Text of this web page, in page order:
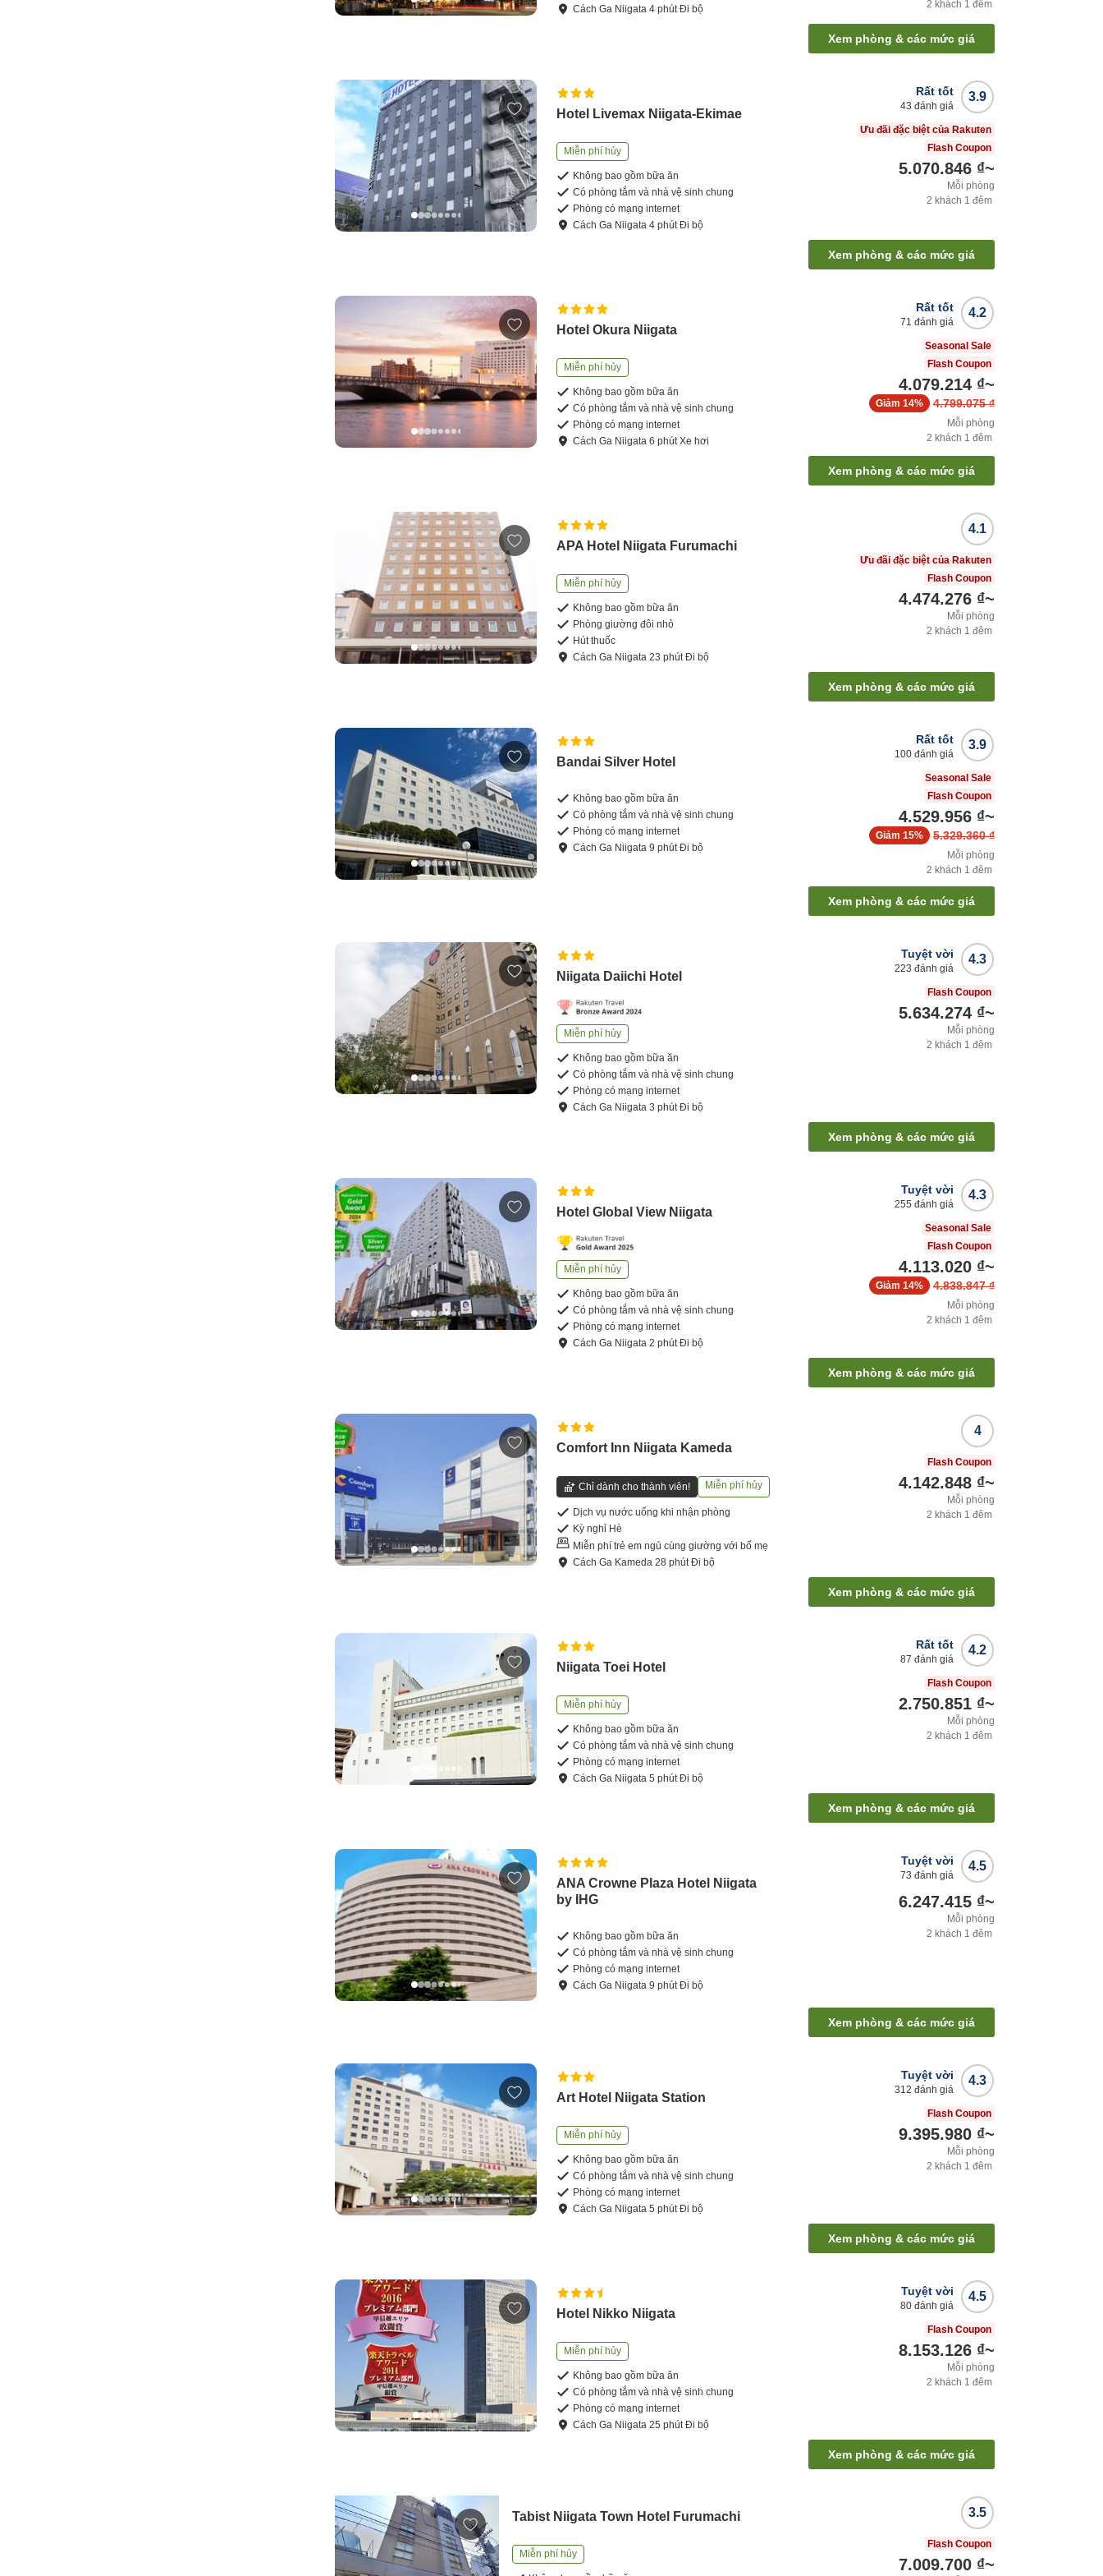
CáchGa Niigata4 phútĐi bộ
2 khách 1 đêm
Xem phòng & các mức giá
Hotel Livemax Niigata-Ekimae
Miễn phí hủy
Không bao gồm bữa ăn
Có phòng tắm và nhà vệ sinh chung
Phòng có mạng internet
CáchGa Niigata4 phútĐi bộ
3.9
Rất tốt
43 đánh giá
Ưu đãi đặc biệt của Rakuten
Flash Coupon
5.070.846 ₫~
Mỗi phòng
2 khách 1 đêm
Xem phòng & các mức giá
Hotel Okura Niigata
Miễn phí hủy
Không bao gồm bữa ăn
Có phòng tắm và nhà vệ sinh chung
Phòng có mạng internet
CáchGa Niigata6 phútXe hơi
4.2
Rất tốt
71 đánh giá
Seasonal Sale
Flash Coupon
4.079.214 ₫~
4.799.075 ₫
Giảm 14%
Mỗi phòng
2 khách 1 đêm
Xem phòng & các mức giá
APA Hotel Niigata Furumachi
Miễn phí hủy
Không bao gồm bữa ăn
Phòng giường đôi nhỏ
Hút thuốc
CáchGa Niigata23 phútĐi bộ
4.1
Ưu đãi đặc biệt của Rakuten
Flash Coupon
4.474.276 ₫~
Mỗi phòng
2 khách 1 đêm
Xem phòng & các mức giá
Bandai Silver Hotel
Không bao gồm bữa ăn
Có phòng tắm và nhà vệ sinh chung
Phòng có mạng internet
CáchGa Niigata9 phútĐi bộ
3.9
Rất tốt
100 đánh giá
Seasonal Sale
Flash Coupon
4.529.956 ₫~
5.329.360 ₫
Giảm 15%
Mỗi phòng
2 khách 1 đêm
Xem phòng & các mức giá
Niigata Daiichi Hotel
Miễn phí hủy
Không bao gồm bữa ăn
Có phòng tắm và nhà vệ sinh chung
Phòng có mạng internet
CáchGa Niigata3 phútĐi bộ
4.3
Tuyệt vời
223 đánh giá
Flash Coupon
5.634.274 ₫~
Mỗi phòng
2 khách 1 đêm
Xem phòng & các mức giá
Hotel Global View Niigata
Miễn phí hủy
Không bao gồm bữa ăn
Có phòng tắm và nhà vệ sinh chung
Phòng có mạng internet
CáchGa Niigata2 phútĐi bộ
4.3
Tuyệt vời
255 đánh giá
Seasonal Sale
Flash Coupon
4.113.020 ₫~
4.838.847 ₫
Giảm 14%
Mỗi phòng
2 khách 1 đêm
Xem phòng & các mức giá
Comfort Inn Niigata Kameda
Chỉ dành cho thành viên! Miễn phí hủy
Dịch vụ nước uống khi nhận phòng
Kỳ nghỉ Hè
Miễn phí trẻ em ngủ cùng giường với bố mẹ
CáchGa Kameda28 phútĐi bộ
4
Flash Coupon
4.142.848 ₫~
Mỗi phòng
2 khách 1 đêm
Xem phòng & các mức giá
Niigata Toei Hotel
Miễn phí hủy
Không bao gồm bữa ăn
Có phòng tắm và nhà vệ sinh chung
Phòng có mạng internet
CáchGa Niigata5 phútĐi bộ
4.2
Rất tốt
87 đánh giá
Flash Coupon
2.750.851 ₫~
Mỗi phòng
2 khách 1 đêm
Xem phòng & các mức giá
ANA Crowne Plaza Hotel Niigata
by IHG
Không bao gồm bữa ăn
Có phòng tắm và nhà vệ sinh chung
Phòng có mạng internet
CáchGa Niigata9 phútĐi bộ
4.5
Tuyệt vời
73 đánh giá
6.247.415 ₫~
Mỗi phòng
2 khách 1 đêm
Xem phòng & các mức giá
Art Hotel Niigata Station
Miễn phí hủy
Không bao gồm bữa ăn
Có phòng tắm và nhà vệ sinh chung
Phòng có mạng internet
CáchGa Niigata5 phútĐi bộ
4.3
Tuyệt vời
312 đánh giá
Flash Coupon
9.395.980 ₫~
Mỗi phòng
2 khách 1 đêm
Xem phòng & các mức giá
Hotel Nikko Niigata
Miễn phí hủy
Không bao gồm bữa ăn
Có phòng tắm và nhà vệ sinh chung
Phòng có mạng internet
CáchGa Niigata25 phútĐi bộ
4.5
Tuyệt vời
80 đánh giá
Flash Coupon
8.153.126 ₫~
Mỗi phòng
2 khách 1 đêm
Xem phòng & các mức giá
Tabist Niigata Town Hotel Furumachi
Miễn phí hủy
3.5
Flash Coupon
7.009.700 ₫~